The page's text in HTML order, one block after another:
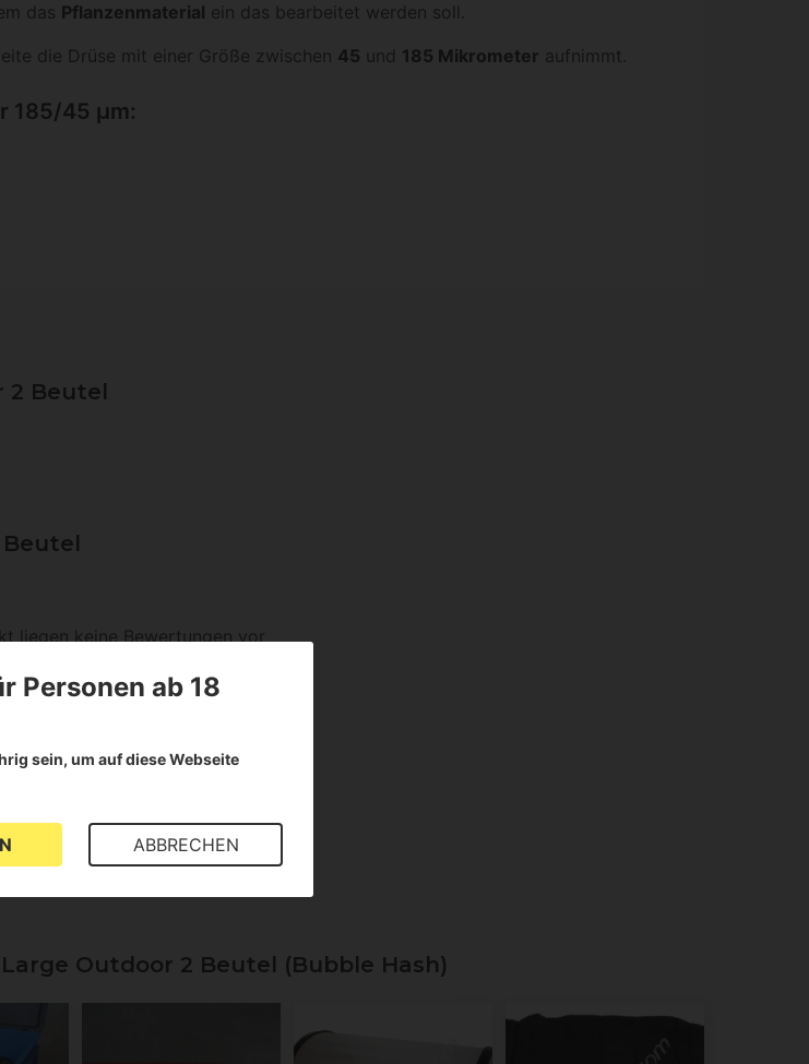
das Pflanzenmaterial ein das bearbeitet werden soll.
die Drüse mit einer Größe zwischen 45 und 185 Mikrometer aufnimmt.
185/45 µm:
2 Beutel
Beutel
liegen keine Bewertungen vor
(3) Neue Frage
Outdoor 2 Beutel (Bubble Hash)
Personen ab 18
sein, um auf diese Webseite
ABBRECHEN